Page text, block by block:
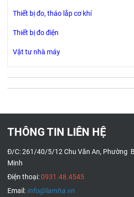
Thiết bị đo, tháo lắp cơ khí
Thiết bị đo điện
Vật tư nhà máy
THÔNG TIN LIÊN HỆ
Đ/C: 261/40/5/12 Chu Văn An, Phường
Minh
Điện thoại:0931.48.4545
Email: info@lamha.vn